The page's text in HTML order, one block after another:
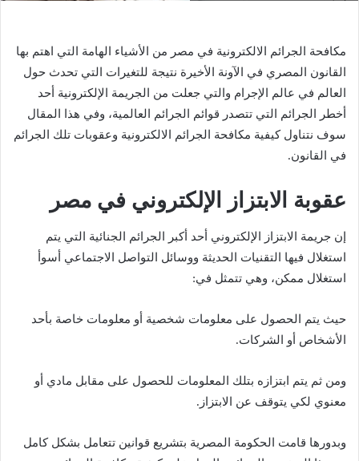
ن
ي
ا
مكافحة الجرائم الالكترونية في مصر من الأشياء الهامة التي اهتم بها
القانون المصري في الآونة الأخيرة نتيجة للتغيرات التي تحدث حول
العالم في عالم الإجرام والتي جعلت من الجريمة الإلكترونية أحد
أخطر الجرائم التي تتصدر قوائم الجرائم العالمية، وفي هذا المقال
سوف نتناول كيفية مكافحة الجرائم الالكترونية وعقوبات تلك الجرائم
في القانون.
عقوبة الابتزاز الإلكتروني في مصر
إن جريمة الابتزاز الإلكتروني أحد أكبر الجرائم الجنائية التي يتم
استغلال فيها التقنيات الحديثة ووسائل التواصل الاجتماعي أسوأ
استغلال ممكن، وهي تتمثل في:
حيث يتم الحصول على معلومات شخصية أو معلومات خاصة بأحد
الأشخاص أو الشركات.
ومن ثم يتم ابتزازه بتلك المعلومات للحصول على مقابل مادي أو
معنوي لكي يتوقف عن الابتزاز.
وبدورها قامت الحكومة المصرية بتشريع قوانين تتعامل بشكل كامل